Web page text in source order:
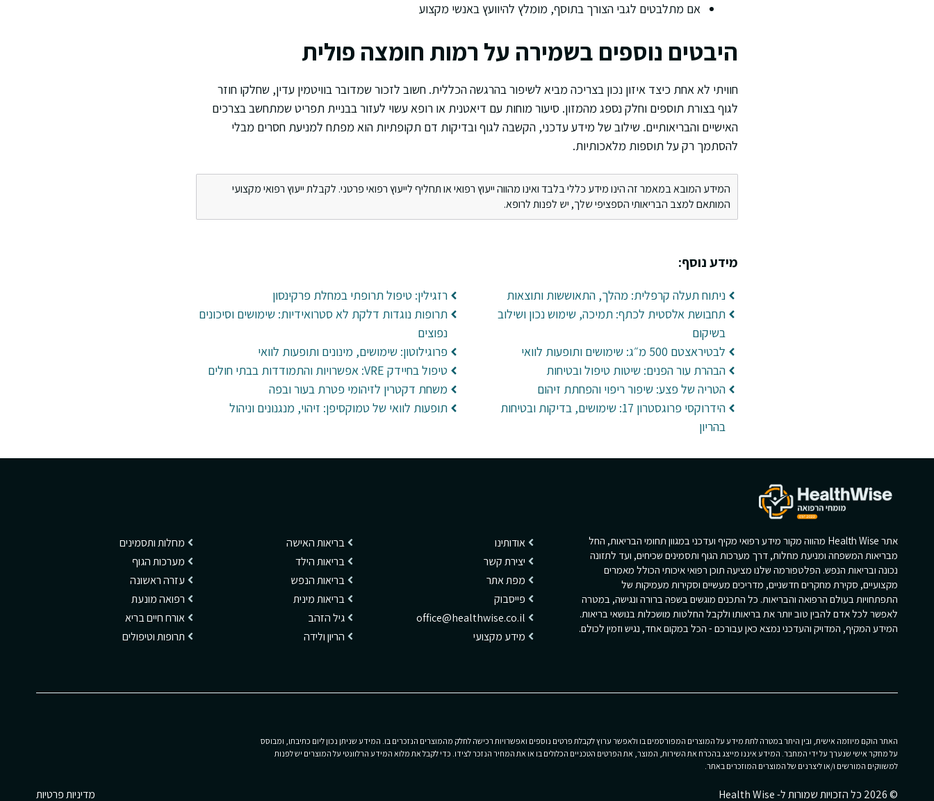
אם מתלבטים לגבי הצורך בתוסף, מומלץ להיוועץ באנשי מקצוע
היבטים נוספים בשמירה על רמות חומצה פולית
חוויתי לא אחת כיצד איזון נכון בצריכה מביא לשיפור בהרגשה הכללית. חשוב לזכור שמדובר בוויטמין עדין, שחלקו חוזר
לגוף בצורת תוספים וחלק נספג מהמזון. סיעור מוחות עם דיאטנית או רופא עשוי לעזור בבניית תפריט שמתחשב בצרכים
האישיים והבריאותיים. שילוב של מידע עדכני, הקשבה לגוף ובדיקות דם תקופתיות הוא מפתח למניעת חסרים מבלי
להסתמך רק על תוספות מלאכותיות.
המידע המובא במאמר זה הינו מידע כללי בלבד ואינו מהווה ייעוץ רפואי או תחליף לייעוץ רפואי פרטני. לקבלת ייעוץ רפואי מקצועי
המותאם למצב הבריאותי הספציפי שלך, יש לפנות לרופא.
מידע נוסף:
ניתוח תעלה קרפלית: מהלך, התאוששות ותוצאות
רזגילין: טיפול תרופתי במחלת פרקינסון
תחבושת אלסטית לכתף: תמיכה, שימוש נכון ושילוב
בשיקום
תרופות נוגדות דלקת לא סטרואידיות: שימושים וסיכונים
נפוצים
לבטיראצטם 500 מ״ג: שימושים ותופעות לוואי
פרוגילוטון: שימושים, מינונים ותופעות לוואי
הבהרת עור הפנים: שיטות טיפול ובטיחות
טיפול בחיידק VRE: אפשרויות והתמודדות בבתי חולים
הטריה של פצע: שיפור ריפוי והפחתת זיהום
משחת דקטרין לזיהומי פטרת בעור ובפה
הידרוקסי פרוגסטרון 17: שימושים, בדיקות ובטיחות
בהריון
תופעות לוואי של טמוקסיפן: זיהוי, מנגנונים וניהול
אתר Health Wise מהווה מקור מידע רפואי מקיף ועדכני במגוון תחומי הבריאות, החל
מבריאות המשפחה ומניעת מחלות, דרך מערכות הגוף ותסמינים שכיחים, ועד לתזונה
נכונה ובריאות הנפש. הפלטפורמה שלנו מציעה תוכן רפואי איכותי הכולל מאמרים
מקצועיים, סקירת מחקרים חדשניים, מדריכים מעשיים וסקירות מעמיקות של
התפתחויות בעולם הרפואה והבריאות. כל התכנים מוגשים בשפה ברורה ונגישה, במטרה
לאפשר לכל אדם להבין טוב יותר את בריאותו ולקבל החלטות מושכלות בנושאי בריאות.
המידע המקיף, המדויק והעדכני נמצא כאן עבורכם - הכל במקום אחד, נגיש וזמין לכולם.
אודותינו
יצירת קשר
מפת אתר
פייסבוק
office@healthwise.co.il
מידע מקצועי
בריאות האישה
בריאות הילד
בריאות הנפש
בריאות מינית
גיל הזהב
הריון ולידה
מחלות ותסמינים
מערכות הגוף
עזרה ראשונה
רפואה מונעת
אורח חיים בריא
תרופות וטיפולים
האתר הוקם מיוזמה אישית, ובין היתר במטרה לתת מידע על המוצרים המפורסמים בו ולאפשר ערוץ לקבלת פרטים נוספים ואפשרויות רכישה לחלק מהמוצרים הנזכרים בו. המידע שניתן נכון ליום כתיבתו, ומבוסס
על מחקר אישי שנערך על ידי המחבר. המידע איננו מייצג בהכרח את השירות, המוצר, את הפרטים הטכניים הכלולים בו או את המחיר הנזכר לצידו. כדי לקבל את מלוא המידע הרלוונטי על המוצרים יש לפנות
למשווקים המורשים ו/או ליצרנים של המוצרים המוזכרים באתר.
© 2026 כל הזכויות שמורות ל- Health Wise מדיניות פרטיות